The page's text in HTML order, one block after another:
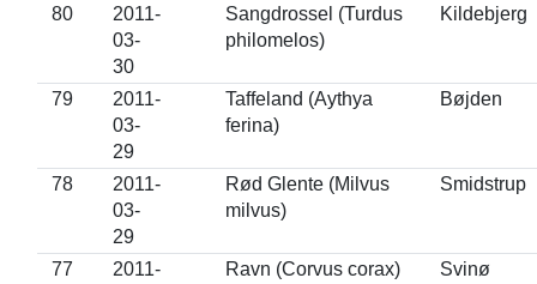
80
2011-
03-
30
Sangdrossel (Turdus
philomelos)
Kildebjerg
79
2011-
03-
29
Taffeland (Aythya
ferina)
Bøjden
78
2011-
03-
29
Rød Glente (Milvus
milvus)
Smidstrup
77
2011-
Ravn (Corvus corax) Svinø